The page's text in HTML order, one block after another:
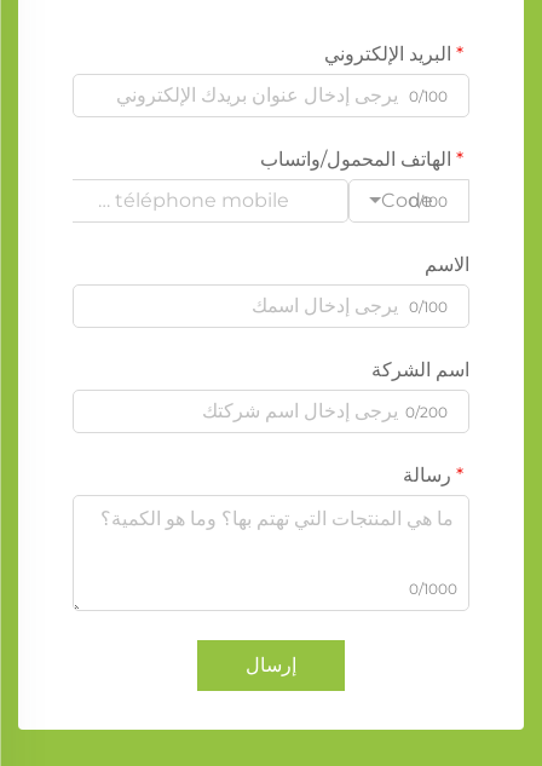
البريد الإلكتروني
0/100
الهاتف المحمول/واتساب
Code
0/100
الاسم
0/100
اسم الشركة
0/200
رسالة
0/1000
إرسال